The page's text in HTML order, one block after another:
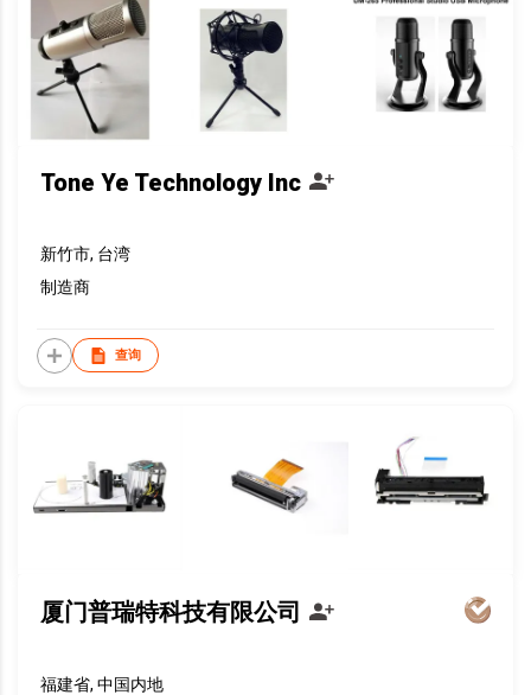
Tone Ye Technology Inc
新竹市, 台湾
制造商
查询
厦门普瑞特科技有限公司
福建省, 中国内地